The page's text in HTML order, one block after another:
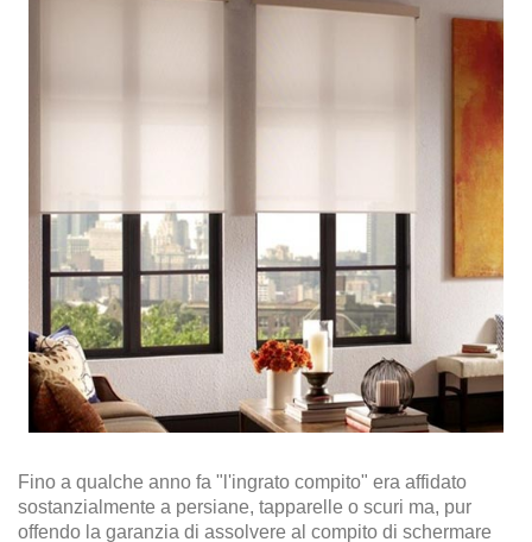
Fino a qualche anno fa "l'ingrato compito" era affidato
sostanzialmente a persiane, tapparelle o scuri ma, pur
offendo la garanzia di assolvere al compito di schermare